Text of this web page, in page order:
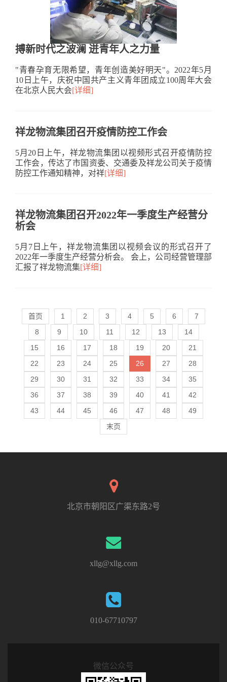
搏新时代之波澜 迸青年人之力量
"青春孕育无限希望，青年创造美好明天"。2022年5月
10日上午，庆祝中国共产主义青年团成立100周年大会
在北京人民大会[详细]
祥龙物流集团召开疫情防控工作会
5月20日上午，祥龙物流集团以视频形式召开疫情防控
工作会，传达了市国资委、交通委及祥龙公司关于疫情
防控工作通知精神，对祥[详细]
祥龙物流集团召开2022年一季度生产经营分
析会
5月7日上午，祥龙物流集团以视频会议的形式召开了
2022年一季度生产经营分析会。 会上，公司经营管理部
汇报了祥龙物流集[详细]
首页 1 2 3 4 5 6
7
8
9 10 11 12 13
14
15
16 17 18 19 20
21
22
23 24 25 26 27
28
29
30 31 32 33 34
35
36
37 38 39 40 41
42
43
44 45 46 47 48
49
末页
北京市朝阳区广渠东路2号
xllg@xllg.com
010-67710797
微信公众号